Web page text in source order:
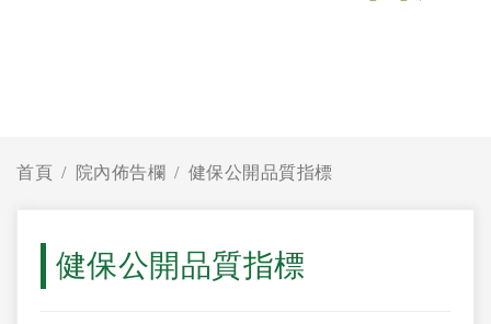
首頁 院內佈告欄 健保公開品質指標
健保公開品質指標